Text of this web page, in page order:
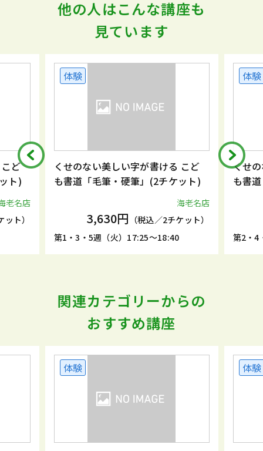
他の人はこんな講座も
見ています
ど
ト)
老名店
ト）
体験
くせのない美しい字が書ける こど
も書道「毛筆・硬筆」(2チケット)
海老名店
3,630円 （税込／2チケット）
第1・3・5週（火）17:25～18:40
体験
くせ
も書
第2・4
関連カテゴリーからの
おすすめ講座
体験 体験